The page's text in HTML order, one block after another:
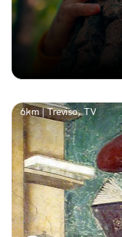
6km | Treviso, TV